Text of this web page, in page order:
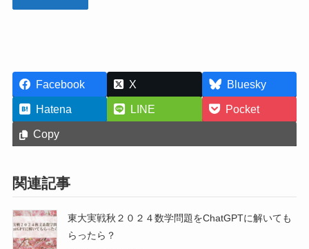
Facebook X
Bluesky
Hatena
LINE
Pocket
Copy
関連記事
東大実戦秋２０２４数学問題をChatGPTに解いても
らったら？